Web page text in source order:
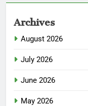
Archives
August 2026
July 2026
June 2026
May 2026